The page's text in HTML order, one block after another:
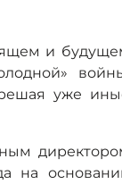
и
решая уже
на